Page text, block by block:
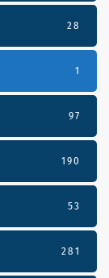
28
1
97
190
53
281